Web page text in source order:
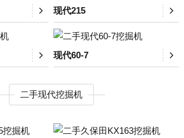
现代215
现代60-7
二手现代挖掘机